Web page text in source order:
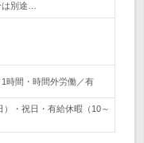
別途…
時間・時間外労働／有
・祝日・有給休暇（10～